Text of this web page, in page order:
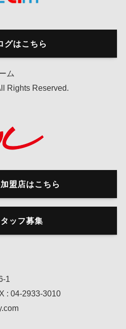
グはこちら
ム
Rights Reserved.
盟店はこちら
ッフ募集
1
: 04-2933-3010